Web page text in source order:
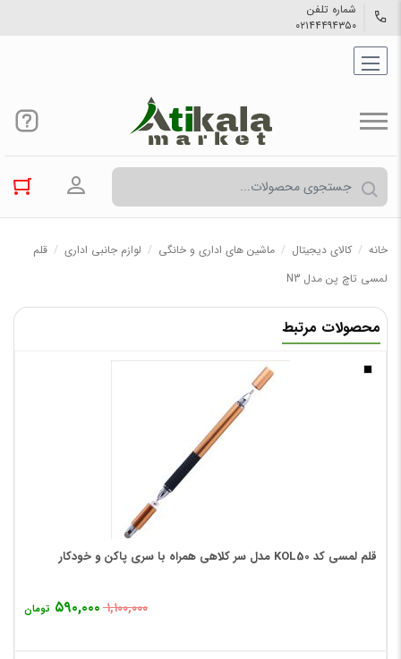
شماره تلفن
۰۲۱۴۴۴۹۴۳۵۰
ورود به
خانه / کالاي دیجیتال / ماشین های اداری و خانگی / لوازم جانبی اداری / قلم
لمسی تاچ پن مدل N3
محصولات مرتبط
قلم لمسی کد KOL50 مدل سر کلاهی همراه با سری پاکن و خودکار
۱,۱۰۰,۰۰۰ ۵۹۰,۰۰۰ تومان